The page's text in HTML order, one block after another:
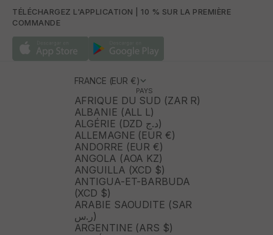
TÉLÉCHARGEZ L'APPLICATION | 10 % SUR LA PREMIÈRE
COMMANDE
FRANCE (EUR €)
PAYS
AFRIQUE DU SUD (ZAR R)
ALBANIE (ALL L)
ALGÉRIE (DZD د.ج)
ALLEMAGNE (EUR €)
ANDORRE (EUR €)
ANGOLA (AOA KZ)
ANGUILLA (XCD $)
ANTIGUA-ET-BARBUDA
(XCD $)
ARABIE SAOUDITE (SAR
ر.س)
ARGENTINE (ARS $)